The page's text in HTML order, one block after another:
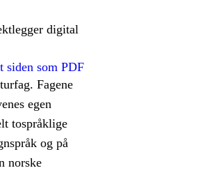
digital
siden som PDF
Fagene
egen
tospråklige
og på
norske